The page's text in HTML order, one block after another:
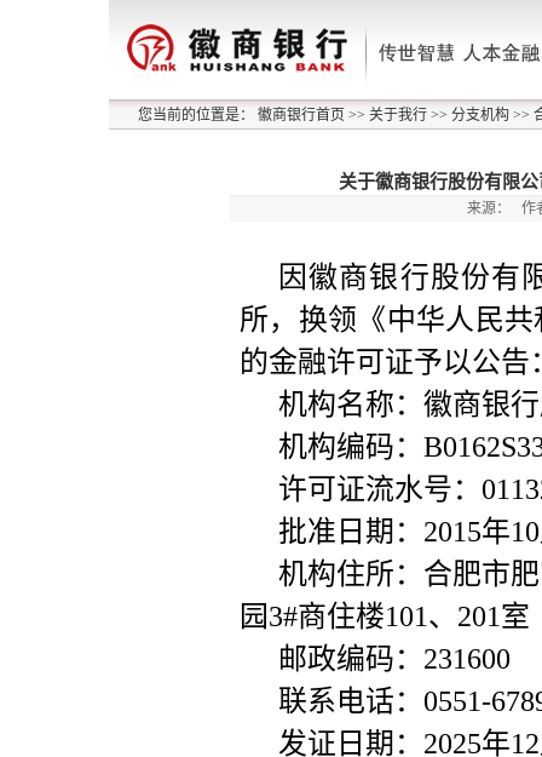
您当前的位置是： 徽商银行首页 >> 关于我行 >> 分支机构 >>
关于徽商银行股份有限
来源： 作